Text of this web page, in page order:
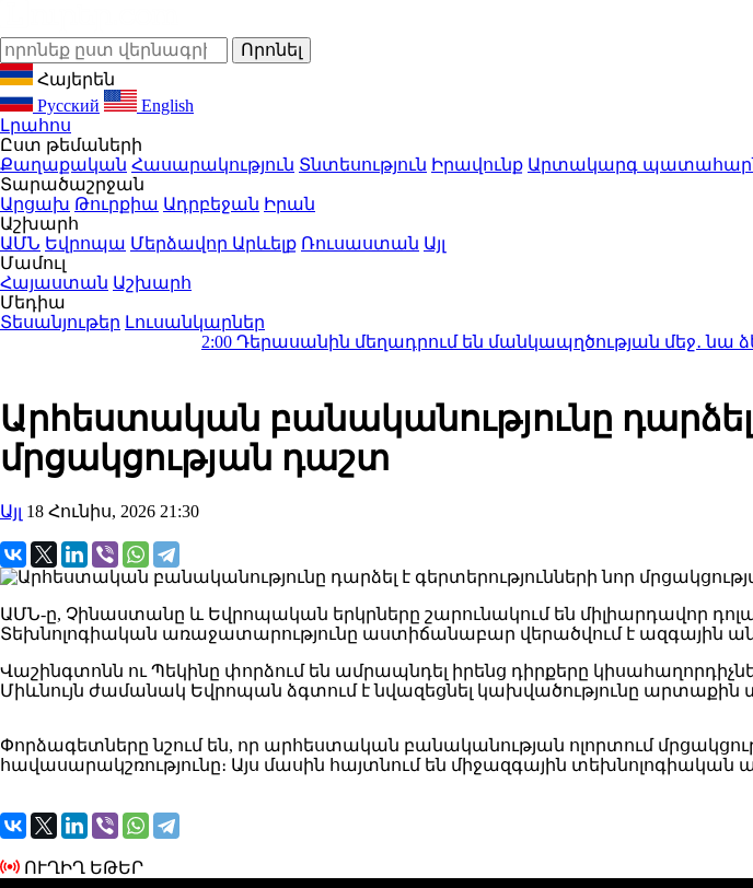
Հայերեն
Русский
English
Լրահոս
Ըստ թեմաների
Քաղաքական Հասարակություն Տնտեսություն Իրավունք Արտակարգ
Տարածաշրջան
Արցախ Թուրքիա Ադրբեջան Իրան
Աշխարհ
ԱՄՆ Եվրոպա Մերձավոր Արևելք Ռուսաստան Այլ
Մամուլ
Հայաստան Աշխարհ
Մեդիա
Տեսանյութեր Լուսանկարներ
Դերասանին մեղադրում են մանկապղծության մեջ․ նա
Արհեստական բանականությունը դարձել
մրցակցության դաշտ
Այլ 18 Հունիս, 2026 21:30
ԱՄՆ-ը, Չինաստանը և Եվրոպական երկրները շարունակում են միլիարդավոր
Տեխնոլոգիական առաջատարությունը աստիճանաբար վերածվում է ազգային
Վաշինգտոնն ու Պեկինը փորձում են ամրապնդել իրենց դիրքերը
Միևնույն ժամանակ Եվրոպան ձգտում է նվազեցնել կախվածությունը արտաքին
Փորձագետները նշում են, որ արհեստական բանականության ոլորտում
հավասարակշռությունը։ Այս մասին հայտնում են միջազգային տեխնոլոգիական
ՈՒՂԻՂ ԵԹԵՐ